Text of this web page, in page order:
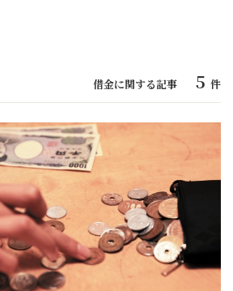
借金に関する記事 5 件